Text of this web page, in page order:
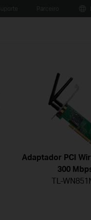
Adaptador PCI
300
TL-